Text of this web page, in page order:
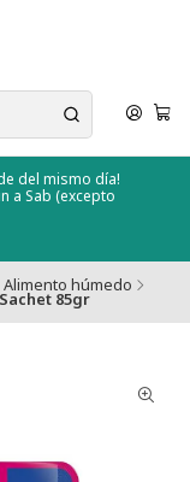
del mismo día!
a Sab (excepto
Alimento húmedo
85gr